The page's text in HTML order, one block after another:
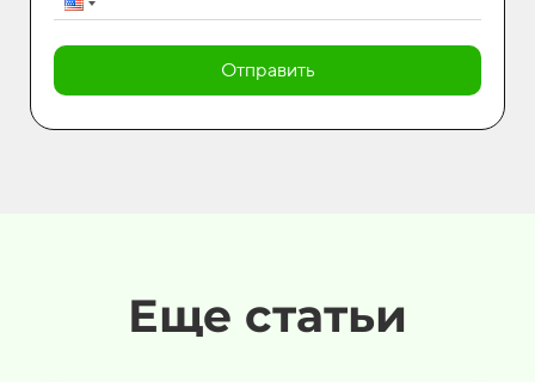
Отправить
Еще статьи